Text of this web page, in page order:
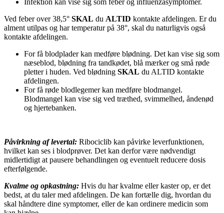
Infektion kan vise sig som feber og influenzasymptomer.
Ved feber over 38,5° SKAL du ALTID kontakte afdelingen. Er du
alment utilpas og har temperatur på 38°, skal du naturligvis også
kontakte afdelingen.
For få blodplader kan medføre blødning. Det kan vise sig som
næseblod, blødning fra tandkødet, blå mærker og små røde
pletter i huden. Ved blødning SKAL du ALTID kontakte
afdelingen.
For få røde blodlegemer kan medføre blodmangel.
Blodmangel kan vise sig ved træthed, svimmelhed, åndenød
og hjertebanken.
Påvirkning af levertal: Ribociclib kan påvirke leverfunktionen,
hvilket kan ses i blodprøver. Det kan derfor være nødvendigt
midlertidigt at pausere behandlingen og eventuelt reducere dosis
efterfølgende.
Kvalme og opkastning: Hvis du har kvalme eller kaster op, er det
bedst, at du taler med afdelingen. De kan fortælle dig, hvordan du
skal håndtere dine symptomer, eller de kan ordinere medicin som